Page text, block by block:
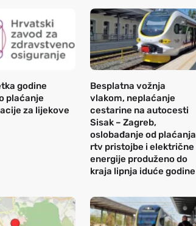
godine
plaćanje
za lijekove
Besplatna vožnja
vlakom, neplaćanje
cestarine na autocesti
Sisak – Zagreb,
oslobađanje od plaćanja
rtv pristojbe i električne
energije produženo do
kraja lipnja iduće godine